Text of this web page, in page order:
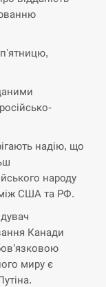
избирают
підрозділ
надію, що
народу
між США та РФ.
Канади
миру є